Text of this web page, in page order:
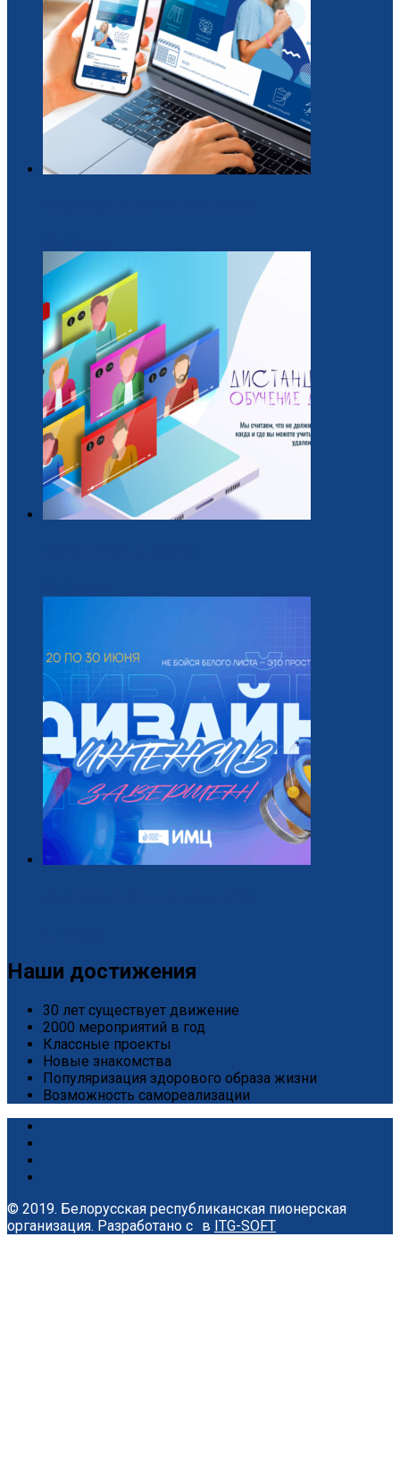
Наши достижения
30 лет существует движение
2000 мероприятий в год
Классные проекты
Новые знакомства
Популяризация здорового образа жизни
Возможность самореализации
© 2019. Белорусская республиканская пионерская
организация. Разработано с в ITG-SOFT